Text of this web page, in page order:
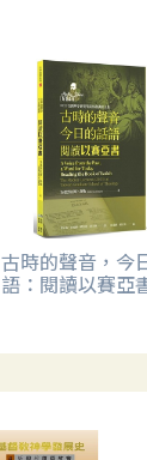
古時的聲音，今
語：閱讀以賽亞